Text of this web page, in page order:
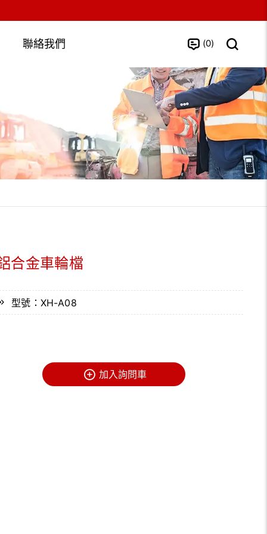
聯絡我們 0
合金車輪檔
型號：XH-A08
加入詢問車